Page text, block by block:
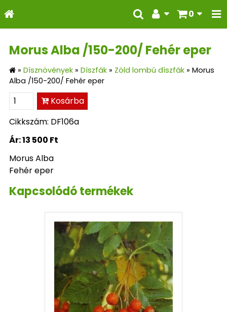
0
Morus Alba /150-200/ Fehér eper
» Dísznövények » Díszfák » Zöld lombú díszfák » Morus
Alba /150-200/ Fehér eper
Kosárba
Cikkszám: DF106a
Ár:13 500 Ft
Morus Alba
Fehér eper
Kapcsolódó termékek